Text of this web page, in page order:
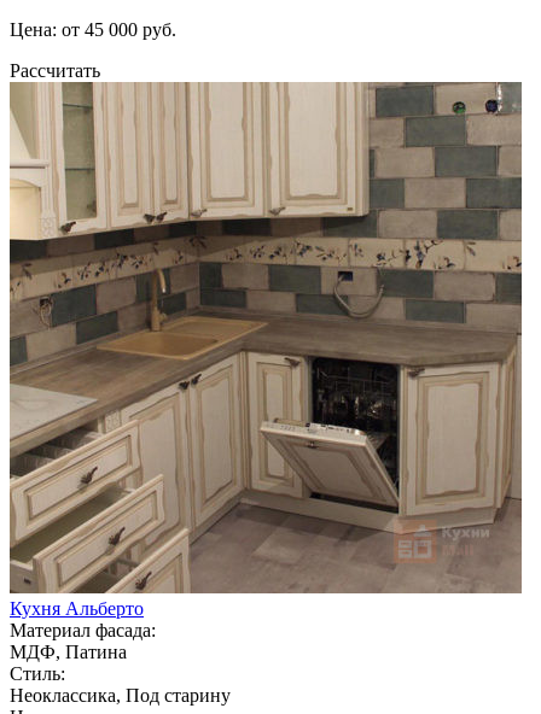
Цена: от 45 000 руб.
Рассчитать
Кухня Альберто
Материал фасада:
МДФ, Патина
Стиль:
Неоклассика, Под старину